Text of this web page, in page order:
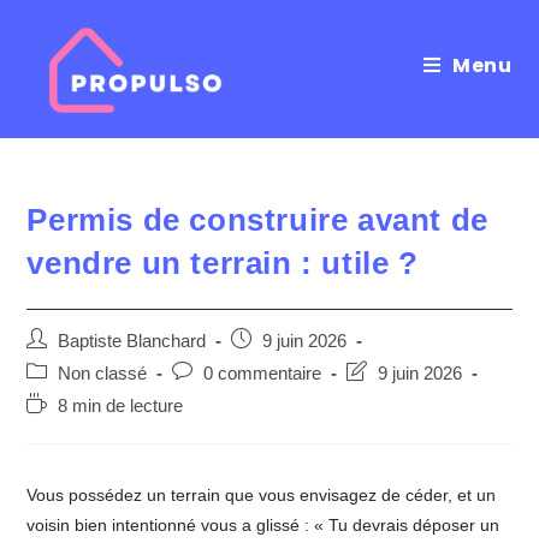
content
Menu
Permis de construire avant de
vendre un terrain : utile ?
Auteur/autrice
de
la
publication :
Baptiste Blanchard
Post
published:
9 juin 2026
Post
category:
Non classé
Post0 commentaire
Post9 juin 2026
Temps8 min de lecture
Vous possédez un terrain que vous envisagez de céder, et un
voisin bien intentionné vous a glissé : « Tu devrais déposer un